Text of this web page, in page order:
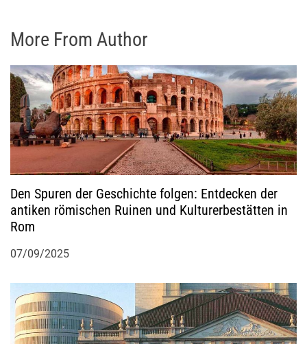
More From Author
Den Spuren der Geschichte folgen: Entdecken der
antiken römischen Ruinen und Kulturerbestätten in
Rom
07/09/2025